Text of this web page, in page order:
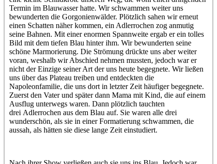
Termin im Blauwasser hatte. Wir schwammen weiter uns
bewunderten die Gorgonienwälder. Plötzlich sahen wir erneut
einen Schatten näher kommen, ein Adlerrochen zog anmutig
seine Bahnen. Mit einer enormen Spannweite ergab er ein tolles
Bild mit dem tiefen Blau hinter ihm. Wir bewunderten seine
schöne Marmorierung. Die Strömung drückte uns aber weiter
voran, weshalb wir Abschied nehmen mussten, jedoch war er
nicht der Einzige seiner Art der uns heute begegnete. Wir ließen
uns über das Plateau treiben und entdeckten die
Napoleonfamilie, die uns dort in letzter Zeit häufiger begegnete.
Zuerst den Vater und später dann Mama mit Kind, die auf einem
Ausflug unterwegs waren. Dann plötzlich tauchten
drei Adlerrochen aus dem Blau auf. Sie waren alle drei
wunderschön, als sie in einer Formatierung schwammen, die
aussah, als hätten sie diese lange Zeit einstudiert.